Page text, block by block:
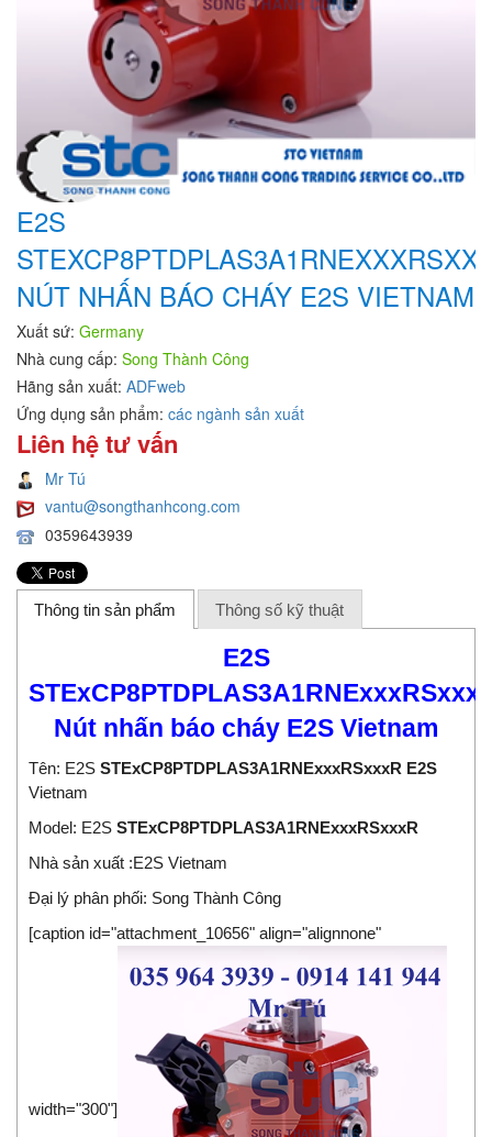
E2S
NÚT NHẤN BÁO CHÁY E2S VIETNAM
Xuất sứ: Germany
Nhà cung cấp: Song Thành Công
Hãng sản xuất: ADFweb
Ứng dụng sản phẩm: các ngành sản xuất
Liên hệ tư vấn
Mr Tú
vantu@songthanhcong.com
0359643939
Thông tin sản phẩm Thông số kỹ thuật
E2S
Nút nhấn báo cháy E2S Vietnam
Tên: E2S STExCP8PTDPLAS3A1RNExxxRSxxxR E2S
Vietnam
Model: E2S STExCP8PTDPLAS3A1RNExxxRSxxxR
Nhà sản xuất :E2S Vietnam
Đại lý phân phối: Song Thành Công
[caption id="attachment_10656" align="alignnone"
width="300"]